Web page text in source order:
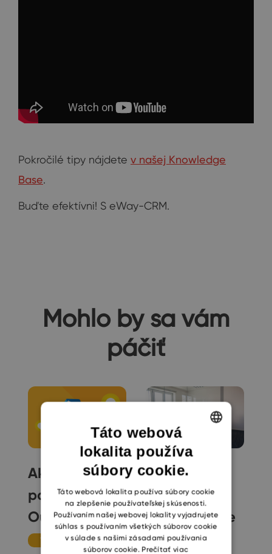
Pokročilé tipy nájdete v našej Knowledge
Base.
Buďte efektívni! S eWay-CRM.
Mohlo by sa vám
páčiť
Ako nastaviť
podpis v
Outlooku
Tipy
Ako dať
všetkým
vedieť, že ste
mimo
ENGLISH
SLOVAK
Táto webová
lokalita používa
súbory cookie.
Táto webová lokalita používa súbory cookie
na zlepšenie používateľskej skúsenosti.
Používaním našej webovej lokality vyjadrujete
súhlas s používaním všetkých súborov cookie
v súlade s našimi zásadami používania
súborov cookie. Prečítať viac